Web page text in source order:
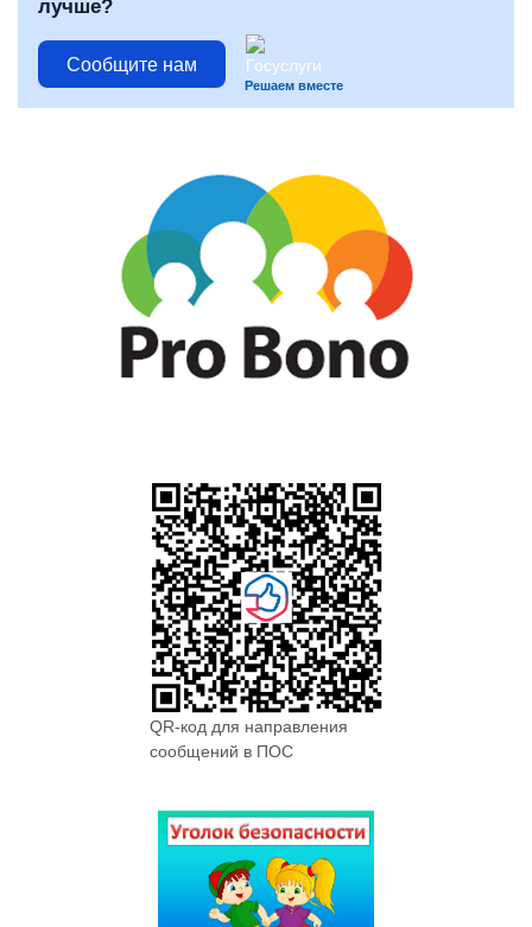
лучше?
Сообщите нам
Решаем вместе
QR-код для направления
сообщений в ПОС